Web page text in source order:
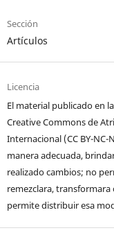
Sección
Artículos
Licencia
El material publicado en
Creative Commons de
Internacional (CC BY-
manera adecuada,
realizado cambios; no
remezclara,
permite distribuir esa